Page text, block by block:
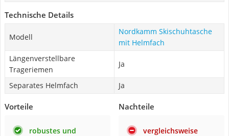
Technische Details
Modell
Nordkamm Skischuhtasche
mit Helmfach
Längenverstellbare
Trageriemen
Ja
Separates Helmfach Ja
Vorteile
robustes und
Nachteile
vergleichsweise